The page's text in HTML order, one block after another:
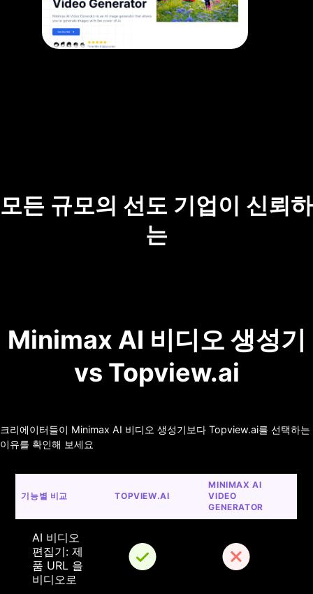
모든 규모의 선도 기업이 신뢰하
는
Minimax AI 비디오 생성기
vs Topview.ai
크리에이터들이 Minimax AI 비디오 생성기보다 Topview.ai를 선택하는
이유를 확인해 보세요
기능별 비교 TOPVIEW.AI
MINIMAX AI
VIDEO
GENERATOR
AI 비디오
편집기: 제
품 URL 을
비디오로